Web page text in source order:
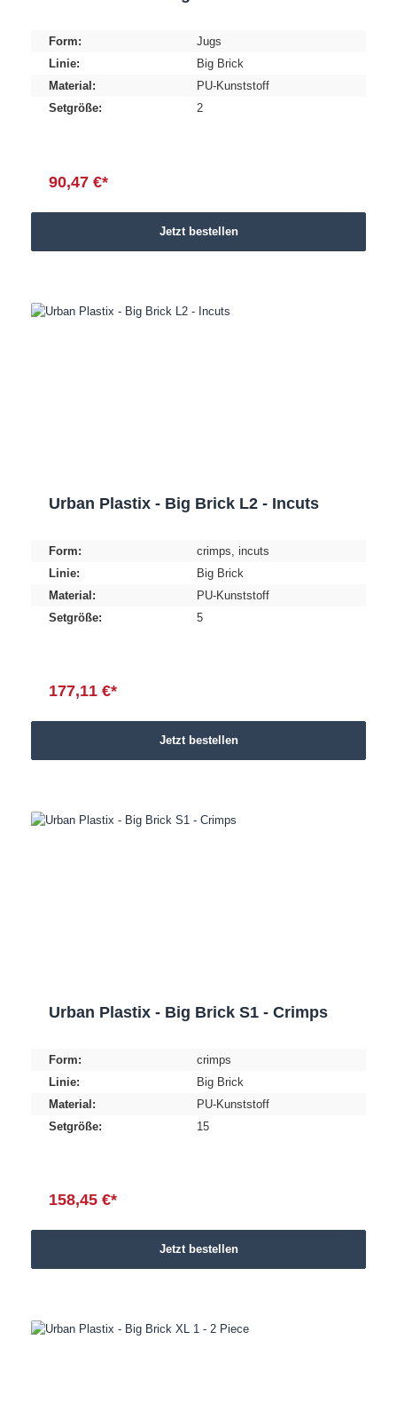
Form:
Jugs
Linie:
Big Brick
Material:
PU-Kunststoff
Setgröße:
2
90,47 €*
Jetzt bestellen
Urban Plastix - Big Brick L2 - Incuts
Form: crimps , incuts
Linie:
Big Brick
Material:
PU-Kunststoff
Setgröße:
5
177,11 €*
Jetzt bestellen
Urban Plastix - Big Brick S1 - Crimps
Form:
crimps
Linie:
Big Brick
Material:
PU-Kunststoff
Setgröße:
15
158,45 €*
Jetzt bestellen